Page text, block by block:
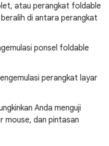
atau perangkat foldable
beralih di antara perangkat
ponsel foldable
perangkat layar
Anda menguji
mouse, dan pintasan